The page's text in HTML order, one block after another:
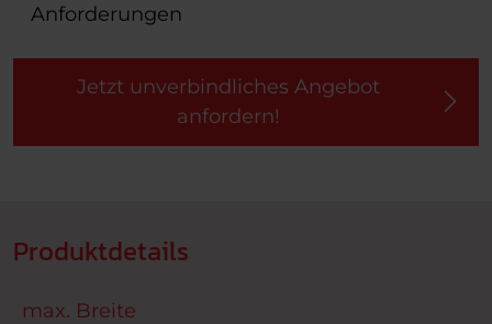
Anforderungen
Jetzt unverbindliches Angebot
anfordern!
Produktdetails
max. Breite